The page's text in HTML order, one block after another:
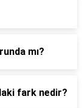
mı?
fark nedir?